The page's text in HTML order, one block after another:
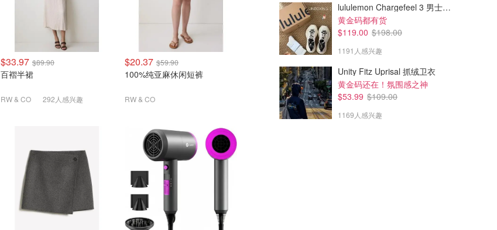
$33.97 $89.90
百褶半裙
RW & CO 292人感兴趣
$20.37 $59.90
100%纯亚麻休闲短裤
RW & CO
lululemon Chargefeel 3 男士运动鞋
黄金码都有货
$119.00 $198.00
1191人感兴趣
Unity Fitz Uprisal 抓绒卫衣
黄金码还在！氛围感之神
$53.99 $109.00
1169人感兴趣